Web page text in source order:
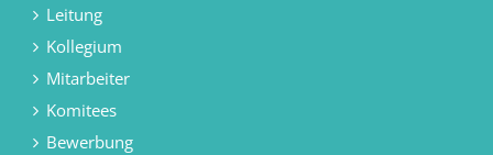
Leitung
Kollegium
Mitarbeiter
Komitees
Bewerbung